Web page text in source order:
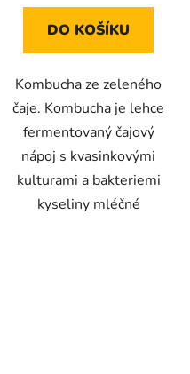
z
DO KOŠÍKU
Kombucha ze zeleného
čaje. Kombucha je lehce
fermentovaný čajový
nápoj s kvasinkovými
kulturami a bakteriemi
kyseliny mléčné